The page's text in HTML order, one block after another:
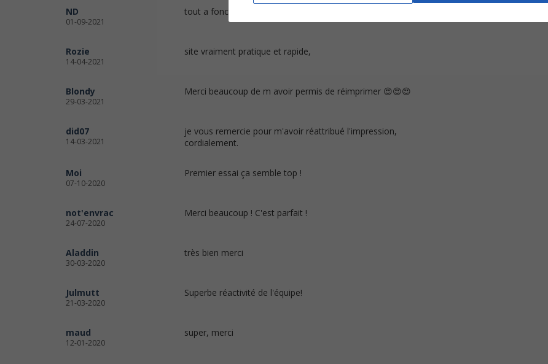
ND
01-09-2021
tout a fonctionné, merci beaucoup !
Rozie
14-04-2021
site vraiment pratique et rapide,
Blondy
29-03-2021
Merci beaucoup de m avoir permis de réimprimer 😍😍😍
did07
14-03-2021
je vous remercie pour m'avoir réattribué l'impression,
cordialement.
Moi
07-10-2020
Premier essai ça semble top !
not'envrac
24-07-2020
Merci beaucoup ! C'est parfait !
Aladdin
30-03-2020
très bien merci
Julmutt
21-03-2020
Superbe réactivité de l'équipe!
maud
12-01-2020
super, merci